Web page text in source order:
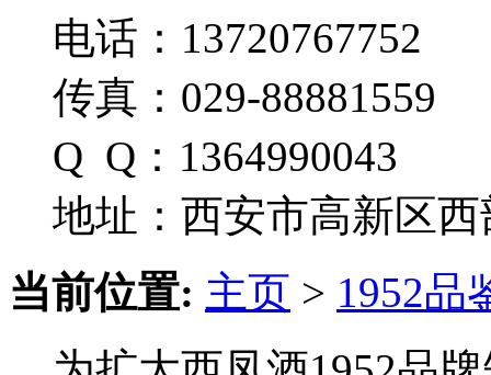
电话：13720767752
传真：029-88881559
Q Q：1364990043
地址：西安市高新区西
当前位置: 主页 > 1952品